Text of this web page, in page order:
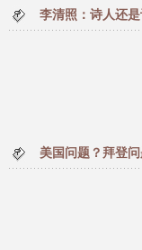
李清照：诗人还
美国问题？拜登